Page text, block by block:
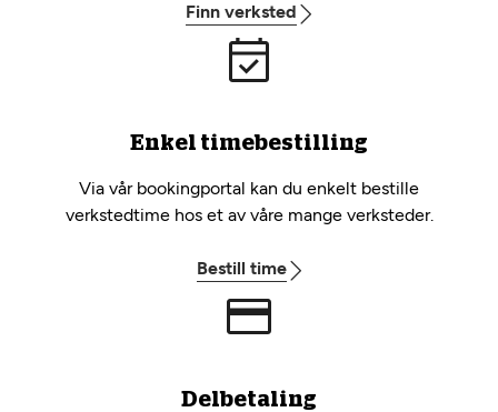
Finn verksted
Enkel timebestilling
Via vår bookingportal kan du enkelt bestille
verkstedtime hos et av våre mange verksteder.
Bestill time
Delbetaling